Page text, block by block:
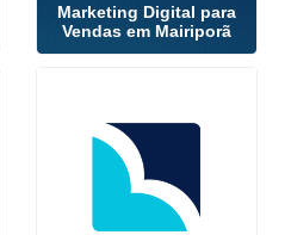
Marketing Digital para
Vendas em Mairiporã